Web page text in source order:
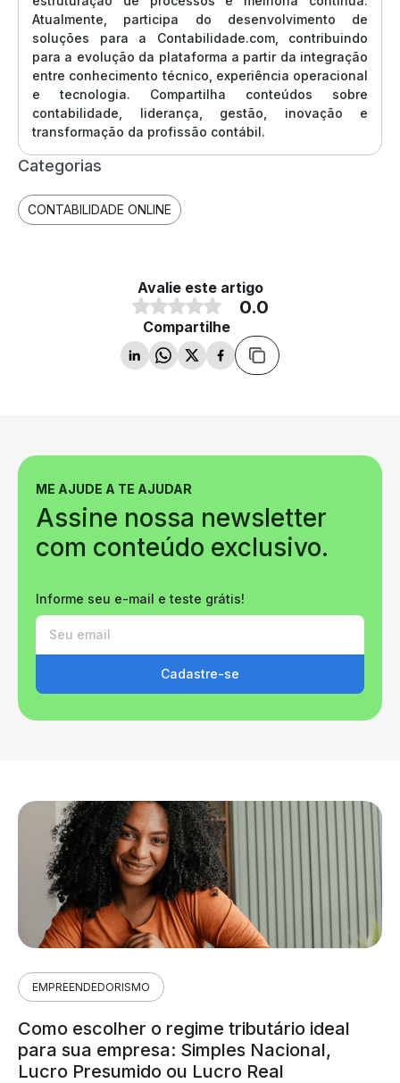
Atualmente, participa do desenvolvimento de
soluções para a Contabilidade.com, contribuindo
para a evolução da plataforma a partir da integração
entre conhecimento técnico, experiência operacional
e tecnologia. Compartilha conteúdos sobre
contabilidade, liderança, gestão, inovação e
transformação da profissão contábil.
Categorias
CONTABILIDADE ONLINE
Avalie este artigo
0.0
Compartilhe
ME AJUDE A TE AJUDAR
Assine nossa newsletter
com conteúdo exclusivo.
Informe seu e-mail e teste grátis!
Cadastre-se
EMPREENDEDORISMO
Como escolher o regime tributário ideal
para sua empresa: Simples Nacional,
Lucro Presumido ou Lucro Real